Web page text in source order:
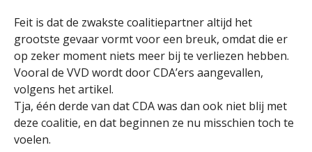
Feit is dat de zwakste coalitiepartner altijd het
grootste gevaar vormt voor een breuk, omdat die er
op zeker moment niets meer bij te verliezen hebben.
Vooral de VVD wordt door CDA’ers aangevallen,
volgens het artikel.
Tja, één derde van dat CDA was dan ook niet blij met
deze coalitie, en dat beginnen ze nu misschien toch te
voelen.